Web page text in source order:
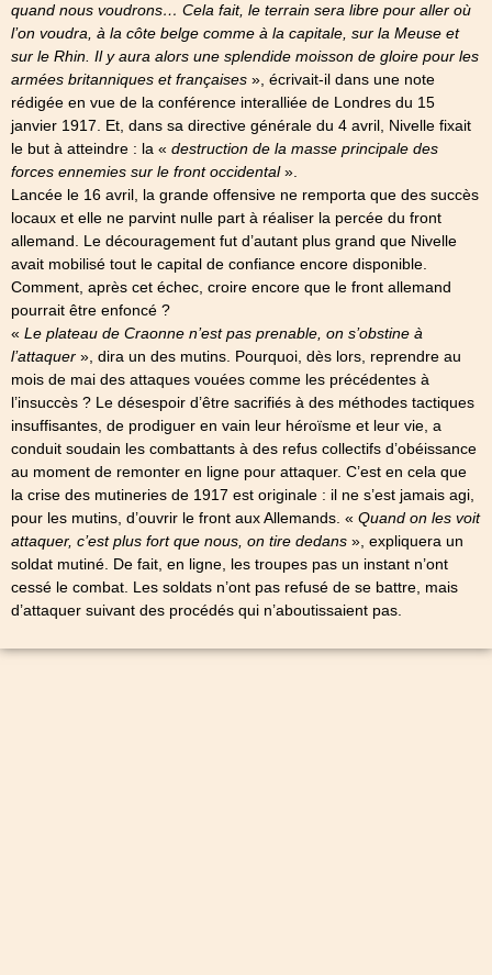
quand nous voudrons… Cela fait, le terrain sera libre pour aller où
l’on voudra, à la côte belge comme à la capitale, sur la Meuse et
sur le Rhin. Il y aura alors une splendide moisson de gloire pour les
armées britanniques et françaises », écrivait-il dans une note
rédigée en vue de la conférence interalliée de Londres du 15
janvier 1917. Et, dans sa directive générale du 4 avril, Nivelle fixait
le but à atteindre : la « destruction de la masse principale des
forces ennemies sur le front occidental».
Lancée le 16 avril, la grande offensive ne remporta que des succès
locaux et elle ne parvint nulle part à réaliser la percée du front
allemand. Le découragement fut d’autant plus grand que Nivelle
avait mobilisé tout le capital de confiance encore disponible.
Comment, après cet échec, croire encore que le front allemand
pourrait être enfoncé ?
« Le plateau de Craonne n’est pas prenable, on s’obstine à
l’attaquer », dira un des mutins. Pourquoi, dès lors, reprendre au
mois de mai des attaques vouées comme les précédentes à
l’insuccès ? Le désespoir d’être sacrifiés à des méthodes tactiques
insuffisantes, de prodiguer en vain leur héroïsme et leur vie, a
conduit soudain les combattants à des refus collectifs d’obéissance
au moment de remonter en ligne pour attaquer. C’est en cela que
la crise des mutineries de 1917 est originale : il ne s’est jamais agi,
pour les mutins, d’ouvrir le front aux Allemands. « Quand on les voit
attaquer, c’est plus fort que nous, on tire dedans », expliquera un
soldat mutiné. De fait, en ligne, les troupes pas un instant n’ont
cessé le combat. Les soldats n’ont pas refusé de se battre, mais
d’attaquer suivant des procédés qui n’aboutissaient pas.